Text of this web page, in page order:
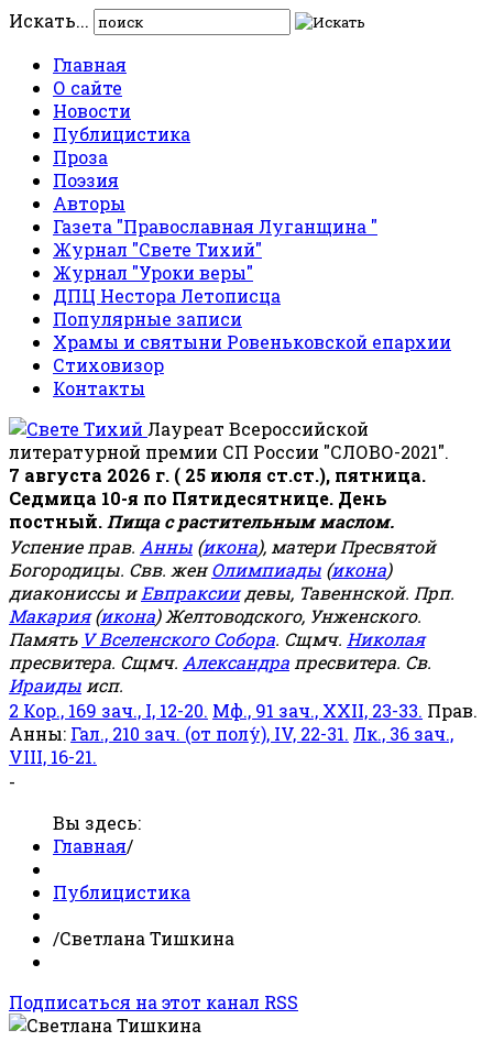
Искать...
Главная
О сайте
Новости
Публицистика
Проза
Поэзия
Авторы
Газета "Православная Луганщина "
Журнал "Свете Тихий"
Журнал "Уроки веры"
ДПЦ Нестора Летописца
Популярные записи
Храмы и святыни Ровеньковской епархии
Стиховизор
Контакты
Лауреат Всероссийской
литературной премии СП России "СЛОВО-2021".
7 августа 2026 г. ( 25 июля ст.ст.), пятница.
Седмица 10-я по Пятидесятнице. День
постный. Пища с растительным маслом.
Успение прав. Анны (икона), матери Пресвятой
Богородицы. Свв. женОлимпиады (икона)
диакониссы иЕвпраксиидевы, Тавеннской. Прп.
Макария(икона) Желтоводского, Унженского.
Память V Вселенского Собора. Сщмч. Николая
пресвитера. Сщмч. Александра пресвитера. Св.
Ираиды исп.
2 Кор., 169 зач., I, 12-20. Мф., 91 зач., XXII, 23-33. Прав.
Анны: Гал., 210 зач. (от полу́), IV, 22-31. Лк., 36 зач.,
VIII, 16-21.
-
Вы здесь:
Главная/
Публицистика
/Светлана Тишкина
Подписаться на этот канал RSS